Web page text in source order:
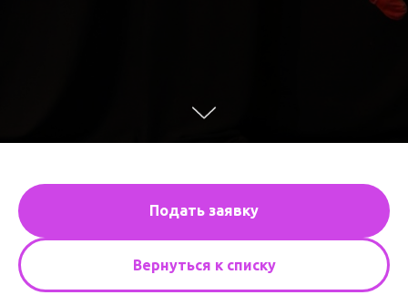
Подать заявку
Вернуться к списку